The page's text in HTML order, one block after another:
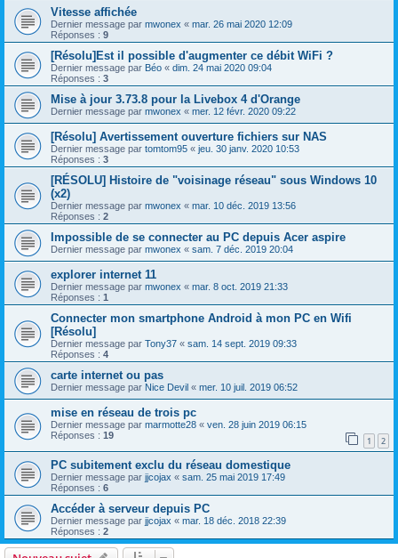
Vitesse affichée
Dernier message par mwonex « mar. 26 mai 2020 12:09
Réponses : 9
[Résolu]Est il possible d'augmenter ce débit WiFi ?
Dernier message par Béo « dim. 24 mai 2020 09:04
Réponses : 3
Mise à jour 3.73.8 pour la Livebox 4 d'Orange
Dernier message par mwonex « mer. 12 févr. 2020 09:22
[Résolu] Avertissement ouverture fichiers sur NAS
Dernier message par tomtom95 « jeu. 30 janv. 2020 10:53
Réponses : 3
[RÉSOLU] Histoire de "voisinage réseau" sous Windows 10
(x2)
Dernier message par mwonex « mar. 10 déc. 2019 13:56
Réponses : 2
Impossible de se connecter au PC depuis Acer aspire
Dernier message par mwonex « sam. 7 déc. 2019 20:04
explorer internet 11
Dernier message par mwonex « mar. 8 oct. 2019 21:33
Réponses : 1
Connecter mon smartphone Android à mon PC en Wifi
[Résolu]
Dernier message par Tony37 « sam. 14 sept. 2019 09:33
Réponses : 4
carte internet ou pas
Dernier message par Nice Devil « mer. 10 juil. 2019 06:52
mise en réseau de trois pc
Dernier message par marmotte28 « ven. 28 juin 2019 06:15
Réponses : 19 1 2
PC subitement exclu du réseau domestique
Dernier message par jjcojax « sam. 25 mai 2019 17:49
Réponses : 6
Accéder à serveur depuis PC
Dernier message par jjcojax « mar. 18 déc. 2018 22:39
Réponses : 2